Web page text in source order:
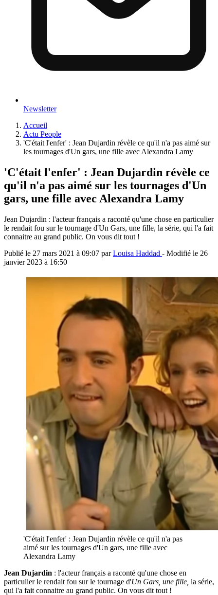
Newsletter
Accueil
Actu People
'C'était l'enfer' : Jean Dujardin révèle ce qu'il n'a pas aimé sur
les tournages d'Un gars, une fille avec Alexandra Lamy
'C'était l'enfer' : Jean Dujardin révèle ce
qu'il n'a pas aimé sur les tournages d'Un
gars, une fille avec Alexandra Lamy
Jean Dujardin : l'acteur français a raconté qu'une chose en particulier
le rendait fou sur le tournage d'Un Gars, une fille, la série, qui l'a fait
connaitre au grand public. On vous dit tout !
Publié le 27 mars 2021 à 09:07 parLouisa Haddad - Modifié le 26
janvier 2023 à 16:50
'C'était l'enfer' : Jean Dujardin révèle ce qu'il n'a pas
aimé sur les tournages d'Un gars, une fille avec
Alexandra Lamy
Jean Dujardin : l'acteur français a raconté qu'une chose en
particulier le rendait fou sur le tournage d'Un Gars, une fille, la série,
qui l'a fait connaitre au grand public. On vous dit tout !